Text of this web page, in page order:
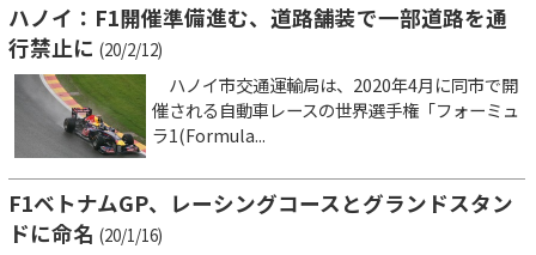
ハノイ：F1開催準備進む、道路舗装で一部道路を通
行禁止に (20/2/12)
ハノイ市交通運輸局は、2020年4月に同市で開
催される自動車レースの世界選手権「フォーミュ
ラ1(Formula...
F1ベトナムGP、レーシングコースとグランドスタン
ドに命名 (20/1/16)